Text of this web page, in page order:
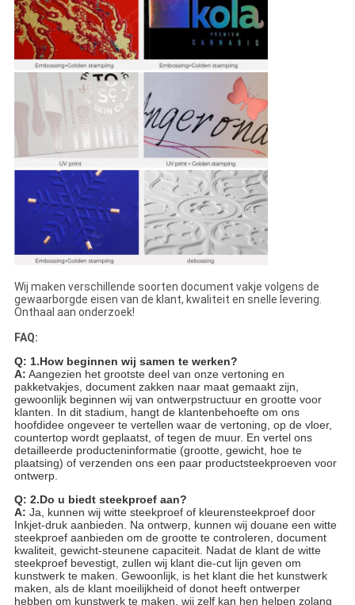
Wij maken verschillende soorten document vakje volgens de
gewaarborgde eisen van de klant, kwaliteit en snelle levering.
Onthaal aan onderzoek!
FAQ:
Q: 1.How beginnen wij samen te werken?
A: Aangezien het grootste deel van onze vertoning en
pakketvakjes, document zakken naar maat gemaakt zijn,
gewoonlijk beginnen wij van ontwerpstructuur en grootte voor
klanten. In dit stadium, hangt de klantenbehoefte om ons
hoofdidee ongeveer te vertellen waar de vertoning, op de vloer,
countertop wordt geplaatst, of tegen de muur. En vertel ons
detailleerde producteninformatie (grootte, gewicht, hoe te
plaatsing) of verzenden ons een paar productsteekproeven voor
ontwerp.
Q: 2.Do u biedt steekproef aan?
A: Ja, kunnen wij witte steekproef of kleurensteekproef door
Inkjet-druk aanbieden. Na ontwerp, kunnen wij douane een witte
steekproef aanbieden om de grootte te controleren, document
kwaliteit, gewicht-steunene capaciteit. Nadat de klant de witte
steekproef bevestigt, zullen wij klant die-cut lijn geven om
kunstwerk te maken. Gewoonlijk, is het klant die het kunstwerk
maken, als de klant moeilijkheid of donot heeft ontwerper
hebben om kunstwerk te maken, wij zelf kan hen helpen zolang